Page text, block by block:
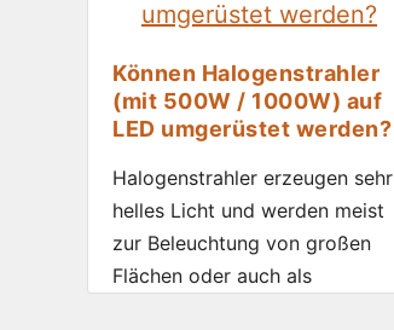
Können Halogenstrahler
(mit 500W / 1000W) auf
LED umgerüstet werden?
Halogenstrahler erzeugen sehr
helles Licht und werden meist
zur Beleuchtung von großen
Flächen oder auch als